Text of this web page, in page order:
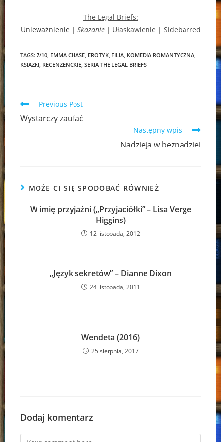
The Legal Briefs:
Unieważnienie | Skazanie| Ułaskawienie | Sidebarred
TAGS:7/10 EMMA CHASE EROTYK FILIA KOMEDIA ROMANTYCZNA
KSIĄŻKI RECENZENCKIE SERIA THE LEGAL BRIEFS
Read
articles
Previous Post
Wystarczy zaufać
Następny wpis
Nadzieja w beznadziei
MOŻE CI SIĘ SPODOBAĆ RÓWNIEŻ
W imię przyjaźni („Przyjaciółki” – Lisa Verge
Higgins)
12 listopada, 2012
„Język sekretów” – Dianne Dixon
24 listopada, 2011
Wendeta (2016)
25 sierpnia, 2017
Dodaj komentarz
Comment